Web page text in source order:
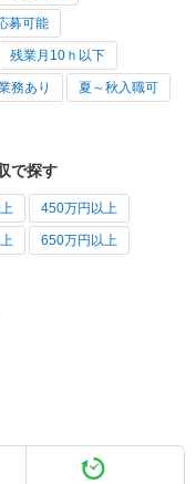
募可能
残業月10ｈ以下
務あり 夏～秋入職可
で探す
450万円以上
650万円以上